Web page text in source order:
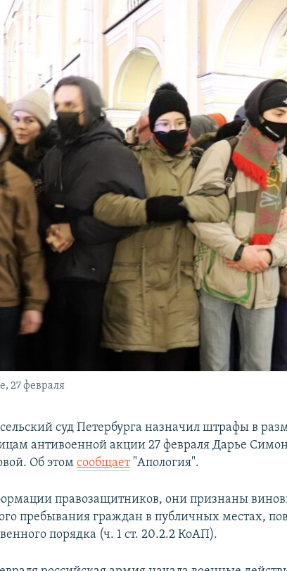
27 февраля
суд Петербурга назначил штрафы в
антивоенной акции 27 февраля Дарье
Об этомсообщает"Апология".
правозащитников, они признаны
пребывания граждан в публичных местах,
порядка (ч. 1 ст. 20.2.2 КоАП).